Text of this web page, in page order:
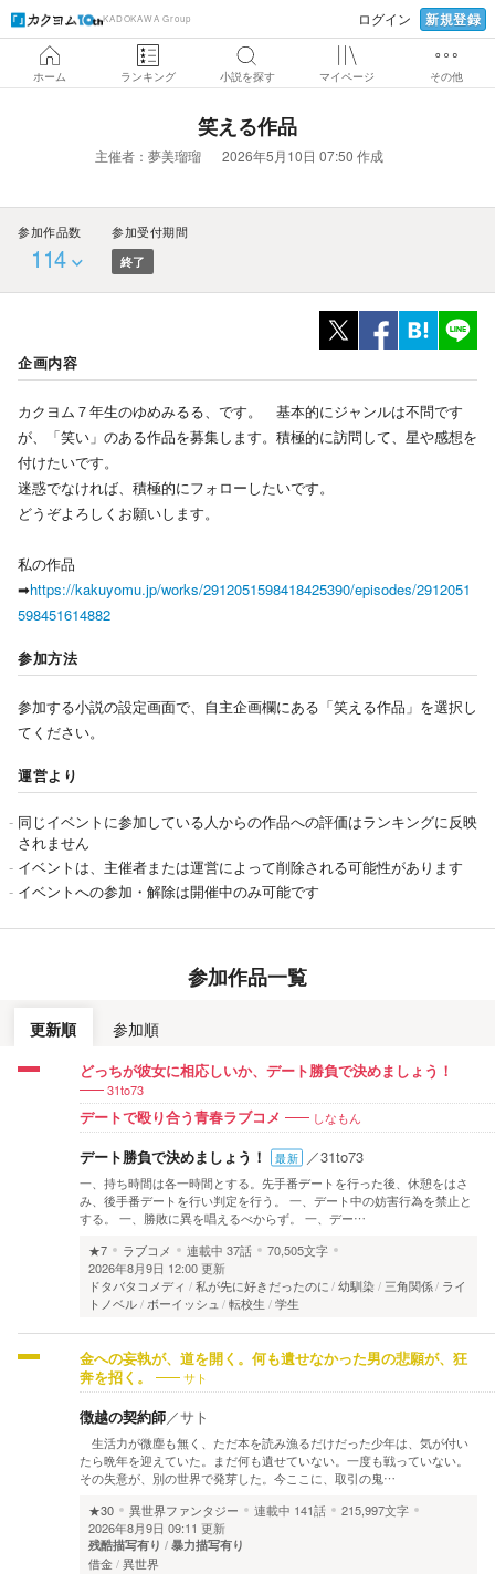
KADOKAWA Group ログイン 新規登録
ホーム ランキング 小説を探す マイページ その他
笑える作品
主催者： 夢美瑠瑠 2026年5月10日 07:50 作成
参加作品数
114
参加受付期間
終了
企画内容
カクヨム７年生のゆめみるる、です。 基本的にジャンルは不問です
が、「笑い」のある作品を募集します。積極的に訪問して、星や感想を
付けたいです。
迷惑でなければ、積極的にフォローしたいです。
どうぞよろしくお願いします。
私の作品
➡https://kakuyomu.jp/works/2912051598418425390/episodes/2912051
598451614882
参加方法
参加する小説の設定画面で、自主企画欄にある「笑える作品」を選択し
てください。
運営より
同じイベントに参加している人からの作品への評価はランキングに反映
されません
イベントは、主催者または運営によって削除される可能性があります
イベントへの参加・解除は開催中のみ可能です
参加作品一覧
更新順 参加順
どっちが彼女に相応しいか、デート勝負で決めましょう！
31to73
デートで殴り合う青春ラブコメ しなもん
デート勝負で決めましょう！ 最新 ／31to73
一、持ち時間は各一時間とする。先手番デートを行った後、休憩をはさ
み、後手番デートを行い判定を行う。 一、デート中の妨害行為を禁止と
する。 一、勝敗に異を唱えるべからず。 一、デー…
★7
ラブコメ 連載中 37話
70,505文字
2026年8月9日 12:00 更新
ドタバタコメディ
私が先に好きだったのに 幼馴染 三角関係 ライ
トノベル ボーイッシュ 転校生 学生
金への妄執が、道を開く。何も遺せなかった男の悲願が、狂
奔を招く。
サト
徴越の契約師／サト
生活力が微塵も無く、ただ本を読み漁るだけだった少年は、気が付い
たら晩年を迎えていた。まだ何も遺せていない。一度も戦っていない。
その失意が、別の世界で発芽した。今ここに、取引の鬼…
★30
異世界ファンタジー 連載中 141話
215,997文字
2026年8月9日 09:11 更新
残酷描写有り 暴力描写有り
借金 異世界